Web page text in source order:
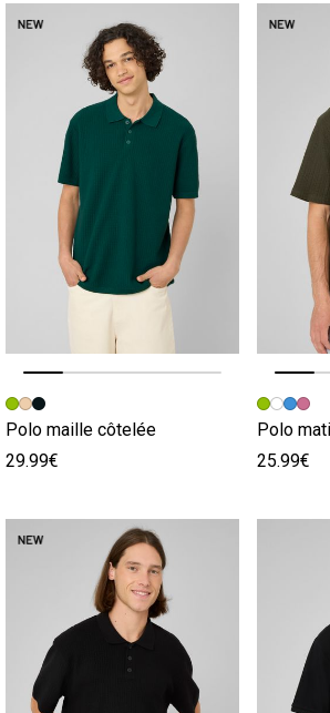
Image précédente
Image suivante
Polo maille côtelée
29.99€
Image
Image
Polo
25.99€